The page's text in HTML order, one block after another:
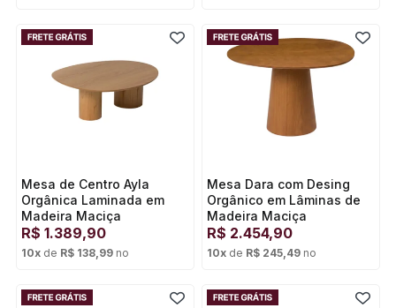
Mesa de Centro Ayla
Orgânica Laminada em
Madeira Maciça
R$ 1.389,90
10x de R$ 138,99 no
Mesa Dara com Desing
Orgânico em Lâminas de
Madeira Maciça
R$ 2.454,90
10x de R$ 245,49 no